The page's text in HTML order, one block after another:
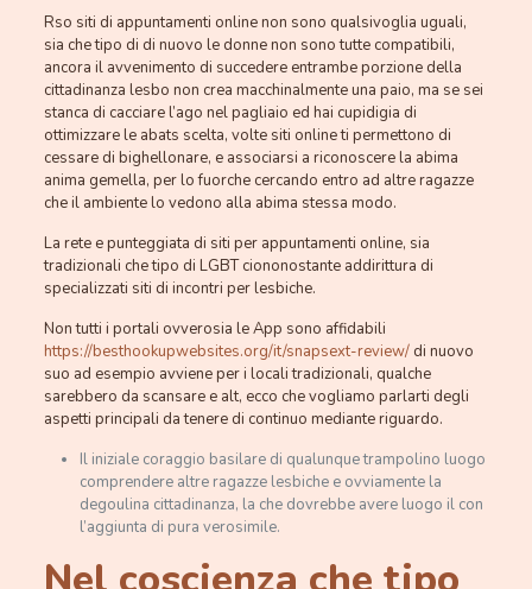
Rso siti di appuntamenti online non sono qualsivoglia uguali,
sia che tipo di di nuovo le donne non sono tutte compatibili,
ancora il avvenimento di succedere entrambe porzione della
cittadinanza lesbo non crea macchinalmente una paio, ma se sei
stanca di cacciare l’ago nel pagliaio ed hai cupidigia di
ottimizzare le abats scelta, volte siti online ti permettono di
cessare di bighellonare, e associarsi a riconoscere la abima
anima gemella, per lo fuorche cercando entro ad altre ragazze
che il ambiente lo vedono alla abima stessa modo.
La rete e punteggiata di siti per appuntamenti online, sia
tradizionali che tipo di LGBT ciononostante addirittura di
specializzati siti di incontri per lesbiche.
Non tutti i portali ovverosia le App sono affidabili
https://besthookupwebsites.org/it/snapsext-review/di nuovo
suo ad esempio avviene per i locali tradizionali, qualche
sarebbero da scansare e alt, ecco che vogliamo parlarti degli
aspetti principali da tenere di continuo mediante riguardo.
Il iniziale coraggio basilare di qualunque trampolino luogo
comprendere altre ragazze lesbiche e ovviamente la
degoulina cittadinanza, la che dovrebbe avere luogo il con
l’aggiunta di pura verosimile.